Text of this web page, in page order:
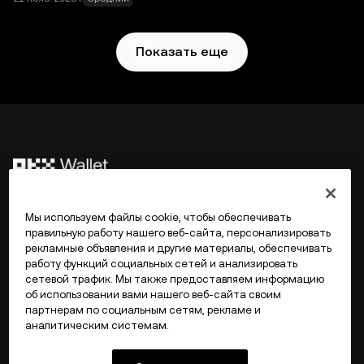
распространяются
Условия использования Web3-
экосистемы OKX
Показать еще
Русский/USD
Мы используем файлы cookie, чтобы обеспечивать
правильную работу нашего веб-сайта, персонализировать
рекламные объявления и другие материалы, обеспечивать
работу функций социальных сетей и анализировать
сетевой трафик. Мы также предоставляем информацию
об использовании вами нашего веб-сайта своим
партнерам по социальным сетям, рекламе и
аналитическим системам.